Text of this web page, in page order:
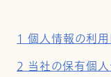
1 個人情報の利
2 当社の保有個人